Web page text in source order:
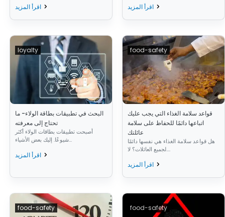
اقرأ المزيد اقرأ المزيد
loyalty
البحث في تطبيقات بطاقة الولاء- ما
تحتاج إلى معرفته
أصبحت تطبيقات بطاقات الولاء أكثر
شيوعًا. إليك بعض الأشياء...
اقرأ المزيد
food-safety
قواعد سلامة الغذاء التي يجب عليك
اتباعها دائمًا للحفاظ على سلامة
عائلتك
هل قواعد سلامة الغذاء هي نفسها دائمًا
لجميع العائلات؟ لا....
اقرأ المزيد
food-safety food-safety